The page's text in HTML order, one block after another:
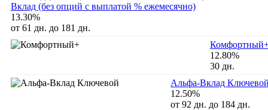
Вклад (без опций с выплатой % ежемесячно)
13.30%
от 61 дн. до 181 дн.
12.80%
30 дн.
Альфа-Вклад
12.50%
от 92 дн. до 184 дн.